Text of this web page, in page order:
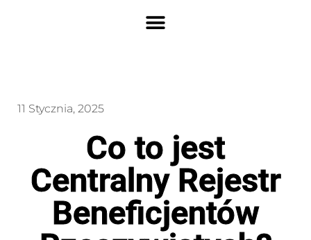
11 Stycznia, 2025
Co to jest
Centralny Rejestr
Beneficjentów